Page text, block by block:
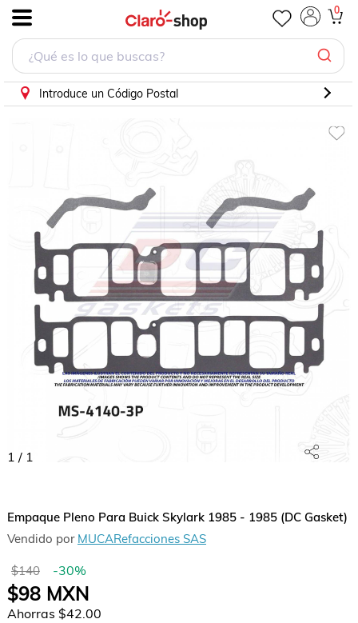
0
Introduce un Código Postal
1 / 1
Empaque Pleno Para Buick Skylark 1985 - 1985 (DC Gasket)
Vendido por MUCARefacciones SAS
$140 -30%
$98MXN
Ahorras $42.00
Empaque Pleno Para Buick Skylark 1985 - 1985 (DC